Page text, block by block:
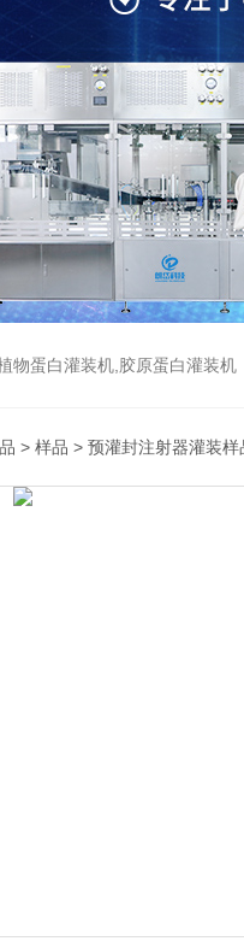
物蛋白灌装机,胶原蛋白灌装机
> 样品 > 预灌封注射器灌装样